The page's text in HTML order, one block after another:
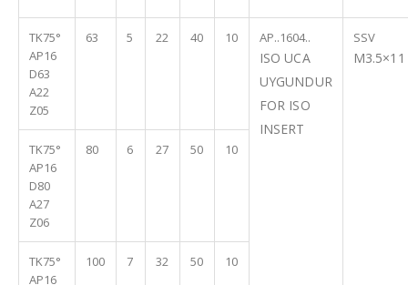
TK75°
AP16
D63
A22
Z05
63 5 22 40 10 AP..1604..
ISO UCA
UYGUNDUR
FOR ISO
INSERT
SSV
M3.5×11
TK75°
AP16
D80
A27
Z06
80 6 27 50 10
TK75°
AP16
100 7 32 50 10